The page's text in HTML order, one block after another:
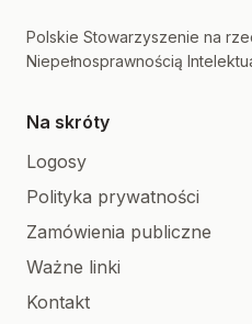
Polskie Stowarzyszenie na
Niepełnosprawnością
Na skróty
Logosy
Polityka prywatności
Zamówienia publiczne
Ważne linki
Kontakt